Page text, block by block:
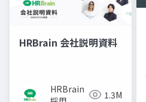
HRBrain 会社説明資料
HRBrain
1.3M